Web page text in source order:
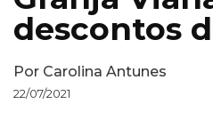
descontos
Por Carolina Antunes
22/07/2021